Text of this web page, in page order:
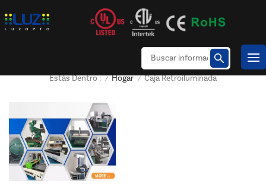
Estás Dentro : / Hogar / Caja Retroiluminada